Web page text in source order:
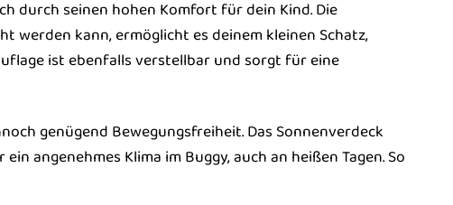
durch seinen hohen Komfort für dein Kind. Die
werden kann, ermöglicht es deinem kleinen Schatz,
ist ebenfalls verstellbar und sorgt für eine
genügend Bewegungsfreiheit. Das Sonnenverdeck
angenehmes Klima im Buggy, auch an heißen Tagen. So